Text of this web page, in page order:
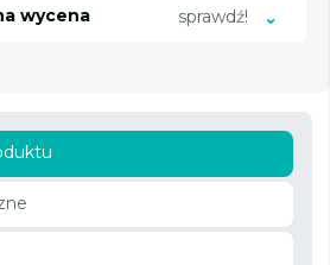
wycena sprawdź!